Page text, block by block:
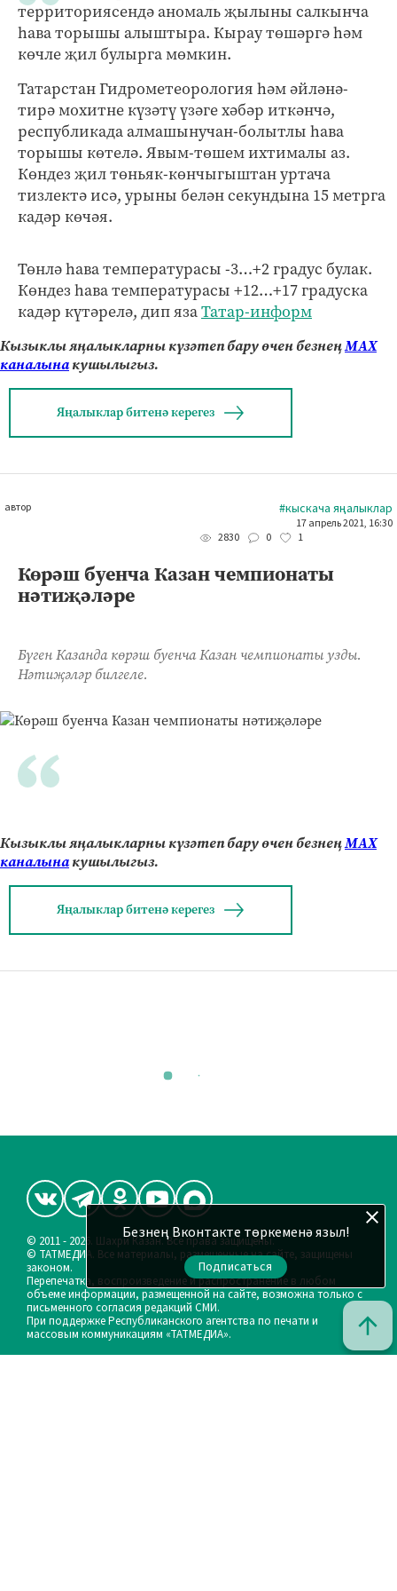
территориясендә аномаль җылыны салкынча
һава торышы алыштыра. Кырау төшәргә һәм
көчле җил булырга мөмкин.
Татарстан Гидрометеорология һәм әйләнә-
тирә мохитне күзәтү үзәге хәбәр иткәнчә,
республикада алмашынучан-болытлы һава
торышы көтелә. Явым-төшем ихтималы аз.
Көндез җил төньяк-көнчыгыштан уртача
тизлектә исә, урыны белән секундына 15 метрга
кадәр көчәя.
Төнлә һава температурасы -3…+2 градус булак.
Көндез һава температурасы +12…+17 градуска
кадәр күтәрелә, дип язаТатар-информ
Кызыклы яңалыкларны күзәтеп бару өчен безнеңМАХ
каналынакушылыгыз.
Яңалыклар битенә керегез
автор #кыскача яңалыклар
17 апрель 2021, 16:30
2830
0 1
Көрәш буенча Казан чемпионаты
нәтиҗәләре
Бүген Казанда көрәш буенча Казан чемпионаты узды.
Нәтиҗәләр билгеле.
Кызыклы яңалыкларны күзәтеп бару өчен безнеңМАХ
каналынакушылыгыз.
Яңалыклар битенә керегез
Безнең Вконтакте төркеменә языл!
Подписаться
© 2011 - 2026. Шахри Казан. Все права защищены.
© ТАТМЕДИА. Все материалы, размещенные на сайте, защищены
законом.
Перепечатка, воспроизведение и распространение в любом
объеме информации, размещенной на сайте, возможна только с
письменного согласия редакций СМИ.
При поддержке Республиканского агентства по печати и
массовым коммуникациям «ТАТМЕДИА».